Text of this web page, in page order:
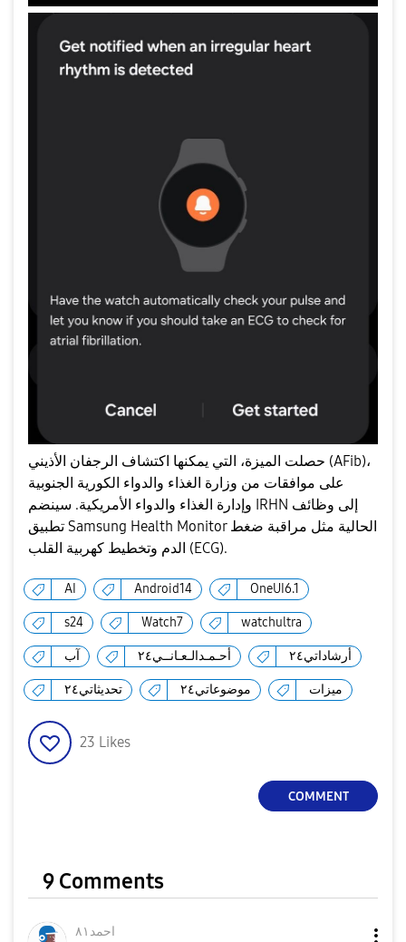
حصلت الميزة، التي يمكنها اكتشاف الرجفان الأذيني (AFib)،
على موافقات من وزارة الغذاء والدواء الكورية الجنوبية
وإدارة الغذاء والدواء الأمريكية. سينضم IRHN إلى وظائف
تطبيق Samsung Health Monitor الحالية مثل مراقبة ضغط
الدم وتخطيط كهربية القلب (ECG).
AI Android14 OneUI6.1
s24 Watch7 watchultra
آب أحـمـدالـعـانــي٢٤ أرشاداتي٢٤
تحديثاتي٢٤ موضوعاتي٢٤ ميزات
23 Likes
COMMENT
9 Comments
احمد٨١